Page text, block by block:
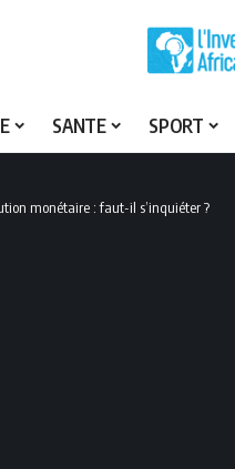
SANTE SPORT
monétaire : faut-il s’inquiéter ?